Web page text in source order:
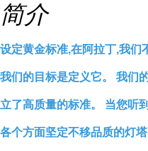
简介
设定黄金标准,在阿拉丁,我们
我们的目标是定义它。 我们
立了高质量的标准。 当您听
各个方面坚定不移品质的灯塔